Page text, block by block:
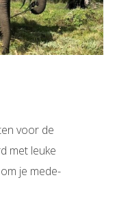
voor de
met leuke
je mede-